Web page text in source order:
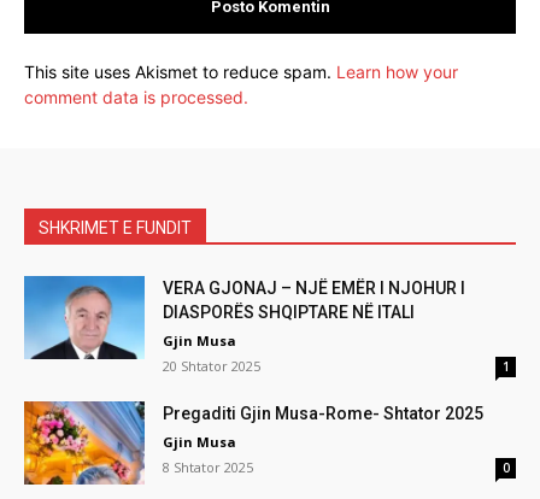
This site uses Akismet to reduce spam. Learn how your
comment data is processed.
SHKRIMET E FUNDIT
VERA GJONAJ – NJË EMËR I NJOHUR I
DIASPORËS SHQIPTARE NË ITALI
Gjin Musa
20 Shtator 2025
1
Pregaditi Gjin Musa-Rome- Shtator 2025
Gjin Musa
8 Shtator 2025
0